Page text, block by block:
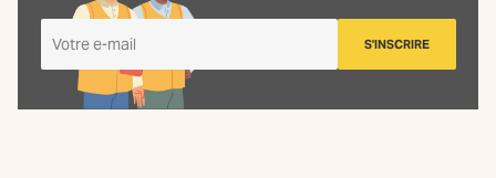
m'inscris
à
S'INSCRIRE